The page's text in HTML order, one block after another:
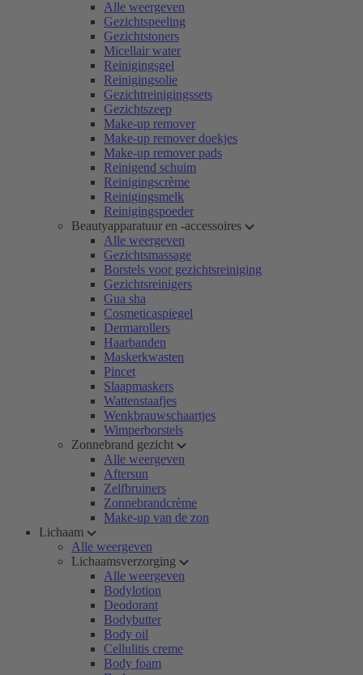
Alle weergeven
Gezichtspeeling
Gezichtstoners
Micellair water
Reinigingsgel
Reinigingsolie
Gezichtreinigingssets
Gezichtszeep
Make-up remover
Make-up remover doekjes
Make-up remover pads
Reinigend schuim
Reinigingscrème
Reinigingsmelk
Reinigingspoeder
Beautyapparatuur en -accessoires
Alle weergeven
Gezichtsmassage
Borstels voor gezichtsreiniging
Gezichtsreinigers
Gua sha
Cosmeticaspiegel
Dermarollers
Haarbanden
Maskerkwasten
Pincet
Slaapmaskers
Wattenstaafjes
Wenkbrauwschaartjes
Wimperborstels
Zonnebrand gezicht
Alle weergeven
Aftersun
Zelfbruiners
Zonnebrandcrème
Make-up van de zon
Lichaam
Alle weergeven
Lichaamsverzorging
Alle weergeven
Bodylotion
Deodorant
Bodybutter
Body oil
Cellulitis creme
Body foam